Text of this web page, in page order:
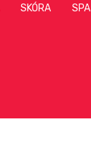
SKÓRA SPA